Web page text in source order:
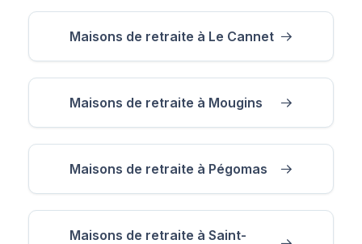
Maisons de retraite à Le Cannet
Maisons de retraite à Mougins
Maisons de retraite à Pégomas
Maisons de retraite à Saint-